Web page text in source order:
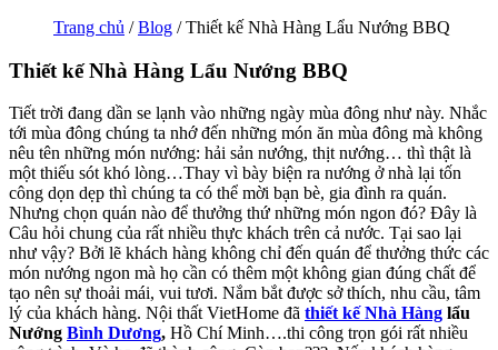
Trang chủ /Blog / Thiết kế Nhà Hàng Lẩu Nướng BBQ
Thiết kế Nhà Hàng Lẩu Nướng BBQ
Tiết trời đang dần se lạnh vào những ngày mùa đông như này. Nhắc
tới mùa đông chúng ta nhớ đến những món ăn mùa đông mà không
nêu tên những món nướng: hải sản nướng, thịt nướng… thì thật là
một thiếu sót khó lòng…Thay vì bày biện ra nướng ở nhà lại tốn
công dọn dẹp thì chúng ta có thể mời bạn bè, gia đình ra quán.
Nhưng chọn quán nào để thưởng thứ những món ngon đó? Đây là
Câu hỏi chung của rất nhiều thực khách trên cả nước. Tại sao lại
như vậy? Bởi lẽ khách hàng không chỉ đến quán để thưởng thức các
món nướng ngon mà họ cần có thêm một không gian đúng chất để
tạo nên sự thoải mái, vui tươi. Nắm bắt được sở thích, nhu cầu, tâm
lý của khách hàng. Nội thất VietHome đã thiết kế Nhà Hàng lẩu
Nướng Bình Dương, Hồ Chí Minh….thi công trọn gói rất nhiều